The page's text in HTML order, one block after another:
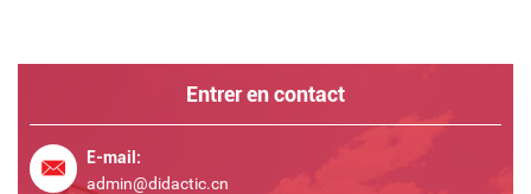
Entrer en contact
E-mail:
admin@didactic.cn